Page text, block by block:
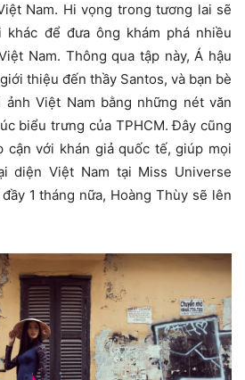
Nam. Hi vọng trong tương lai sẽ
để đưa ông khám phá nhiều
Nam. Thông qua tập này, Á hậu
thiệu đến thầy Santos, và bạn bè
Việt Nam bằng những nét văn
biểu trưng của TPHCM. Đây cũng
cận với khán giả quốc tế, giúp mọi
diện Việt Nam tại Miss Universe
1 tháng nữa, Hoàng Thùy sẽ lên